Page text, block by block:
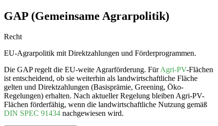
GAP (Gemeinsame Agrarpolitik)
Recht
EU-Agrarpolitik mit Direktzahlungen und Förderprogrammen.
Die GAP regelt die EU-weite Agrarförderung. FürAgri-PV-Flächen
ist entscheidend, ob sie weiterhin als landwirtschaftliche Fläche
gelten und Direktzahlungen (Basisprämie, Greening, Öko-
Regelungen) erhalten. Nach aktueller Regelung bleiben Agri-PV-
Flächen förderfähig, wenn die landwirtschaftliche Nutzung gemäß
DIN SPEC 91434 nachgewiesen wird.